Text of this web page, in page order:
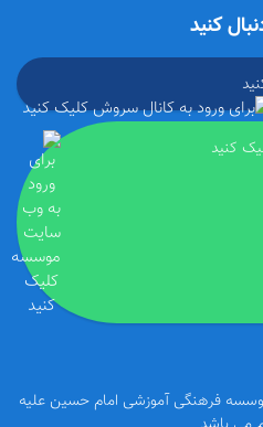
کنید
کنید
فرهنگی آموزشی امام حسین علیه